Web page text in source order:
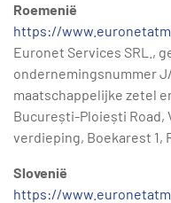
Roemenië
https://
Euronet Services SRL.,
ondernemingsnummer
maatschappelijke zetel
București-Ploiești Road,
verdieping, Boekarest 1,
Slovenië
https://